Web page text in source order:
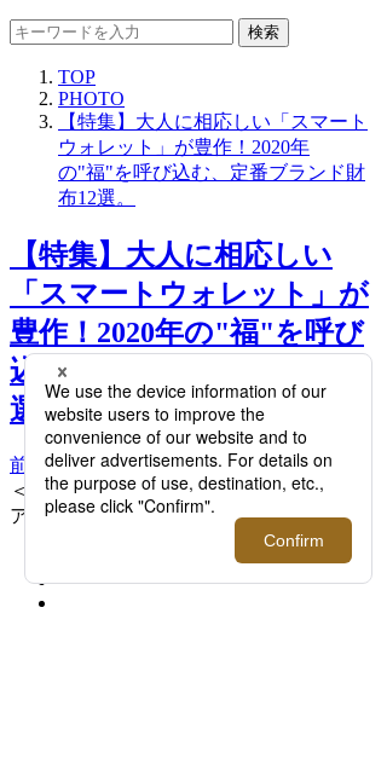
検索
TOP
PHOTO
【特集】大人に相応しい「スマート
ウォレット」が豊作！2020年
の"福"を呼び込む、定番ブランド財
布12選。
【特集】大人に相応しい
「スマートウォレット」が
豊作！2020年の"福"を呼び
込む、定番ブランド財布12
選。 >>
前へ 次へ
＜Ermenegildo Zegna/エルメネジルド ゼニ
ア＞ / ミニウォレット 48,400円